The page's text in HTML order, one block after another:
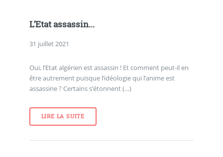
L’Etat assassin...
31 juillet 2021
Oui, l’Etat algérien est assassin ! Et comment peut-il en
être autrement puisque l’idéologie qui l’anime est
assassine ? Certains s’étonnent (…)
LIRE LA SUITE